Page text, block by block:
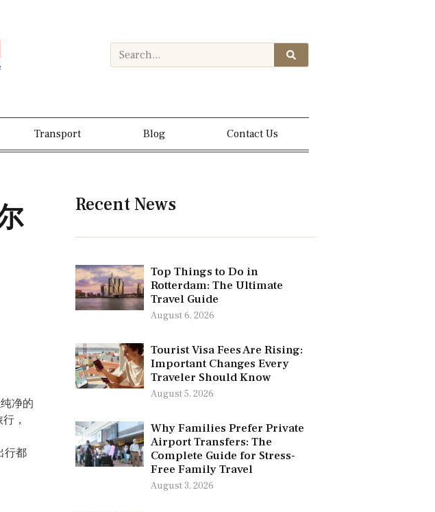
Transport Blog Contact Us
净的
，
行都
Recent News
Top Things to Do in
Rotterdam: The Ultimate
Travel Guide
August 6, 2026
Tourist Visa Fees Are Rising:
Important Changes Every
Traveler Should Know
August 5, 2026
Why Families Prefer Private
Airport Transfers: The
Complete Guide for Stress-
Free Family Travel
August 3, 2026